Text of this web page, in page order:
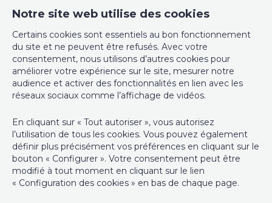
Notre site web utilise des cookies
Certains cookies sont essentiels au bon fonctionnement
du site et ne peuvent être refusés. Avec votre
consentement, nous utilisons d’autres cookies pour
améliorer votre expérience sur le site, mesurer notre
audience et activer des fonctionnalités en lien avec les
réseaux sociaux comme l’affichage de vidéos.
En cliquant sur « Tout autoriser », vous autorisez
l’utilisation de tous les cookies. Vous pouvez également
définir plus précisément vos préférences en cliquant sur le
bouton « Configurer ». Votre consentement peut être
modifié à tout moment en cliquant sur le lien
« Configuration des cookies » en bas de chaque page.
Rue de Champles 54
010/22 21 00
info@immo-wauters.be
Responsable traitement des données et anti-blanchiment :
Vincent Wauters, administrateur agréé IPI sous le numéro 104
984 en Belgique - N° entreprise : TVA BE-0863.945.049
Instance de contrôle: Institut professionnel des agents
immobiliers, rue du Luxembourg 16B, 1000 Bruxelles (+32 2 505